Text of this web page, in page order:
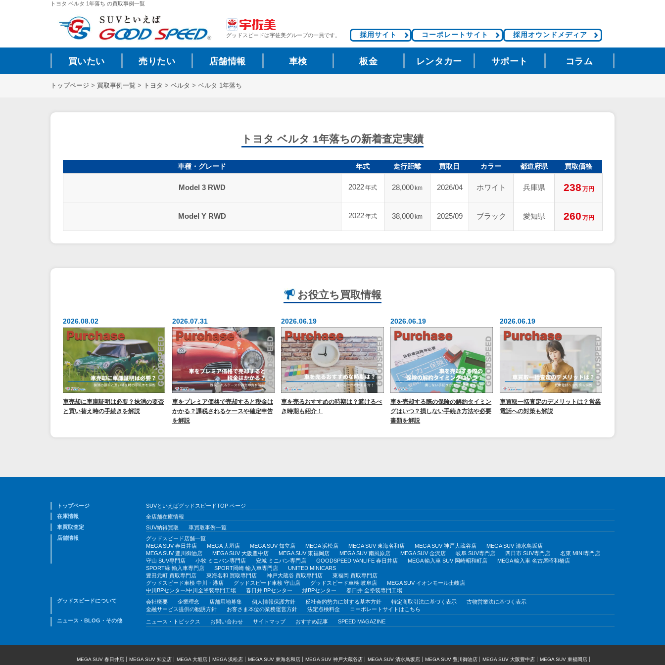
トヨタ ベルタ 1年落ち の買取事例一覧
グッドスピードは宇佐美グループの一員です。 採用サイト コーポレートサイト 採用オウンドメディア
買いたい 売りたい 店舗情報 車検 板金 レンタカー サポート コラム
トップページ > 買取事例一覧 > トヨタ > ベルタ > ベルタ 1年落ち
トヨタ ベルタ 1年落ちの新着査定実績
車種・グレード 年式 走行距離 買取日 カラー 都道府県 買取価格
Model 3 RWD 2022年式 28,000 km 2026/04 ホワイト 兵庫県 238 万円
Model Y RWD 2022年式 38,000 km 2025/09 ブラック 愛知県 260 万円
お役立ち 買取情報
2026.08.02
車売却に車庫証明は必要？抹消の要否
と買い替え時の手続きを解説
2026.07.31
車をプレミア価格で売却すると税金は
かかる？課税されるケースや確定申告
を解説
2026.06.19
車を売るおすすめの時期は？避けるべ
き時期も紹介！
2026.06.19
車を売却する際の保険の解約タイミン
グはいつ？損しない手続き方法や必要
書類を解説
2026.06.19
車買取一括査定のデメリットは？営業
電話への対策も解説
トップページ
SUVといえばグッドスピードTOP ページ
在庫情報
全店舗在庫情報
車買取査定
SUV納得買取
車買取事例一覧
店舗情報
グッドスピード店舗一覧
MEGA SUV 春日井店
MEGA 大垣店 MEGA SUV 知立店 MEGA 浜松店 MEGA SUV 東海名和店 MEGA SUV 神戸大蔵谷店
MEGA SUV 清水鳥坂店
MEGA SUV 豊川御油店
MEGA SUV 大阪豊中店 MEGA SUV 東福岡店 MEGA SUV 南風原店 MEGA SUV 金沢店 岐阜 SUV専門店 四日市 SUV専門店
名東 MINI専門店
守山 SUV専門店
小牧 ミニバン専門店 安城 ミニバン専門店 GOODSPEED VANLIFE 春日井店 MEGA 輸入車 SUV 岡崎昭和町店
MEGA 輸入車 名古屋昭和橋店
SPORT緑 輸入車専門店
SPORT岡崎 輸入車専門店
UNITED MINICARS
豊田元町 買取専門店
東海名和 買取専門店 神戸大蔵谷 買取専門店
東福岡 買取専門店
グッドスピード車検 中川・港店
グッドスピード車検 守山店 グッドスピード車検 岐阜店
MEGA SUV イオンモール土岐店
中川BPセンター/中川全塗装専門工場
春日井 BPセンター 緑BPセンター
春日井 全塗装専門工場
グッドスピードについて
会社概要 企業理念 店舗用地募集 個人情報保護方針 反社会的勢力に対する基本方針 特定商取引法に基づく表示
古物営業法に基づく表示
金融サービス提供の勧誘方針
お客さま本位の業務運営方針 法定点検料金
コーポレートサイトはこちら
ニュース・BLOG・その他
ニュース・トピックス お問い合わせ サイトマップ おすすめ記事 SPEED MAGAZINE
MEGA SUV 春日井店 MEGA SUV 知立店 MEGA 大垣店 MEGA 浜松店 MEGA SUV 東海名和店 MEGA SUV 神戸大蔵谷店 MEGA SUV 清水鳥坂店 MEGA SUV 豊川御油店 MEGA SUV 大阪豊中店 MEGA SUV 東福岡店